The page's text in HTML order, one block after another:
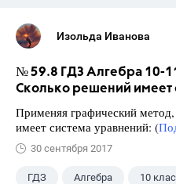
Изольда Иванова
№ 59.8 ГДЗ Алгебра 10-
Сколько решений имеет
Применяя графический
имеет система уравнений: (
30 сентября 2017
ГДЗ Алгебра 10